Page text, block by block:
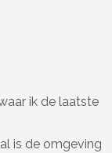
ik de laatste
is de omgeving